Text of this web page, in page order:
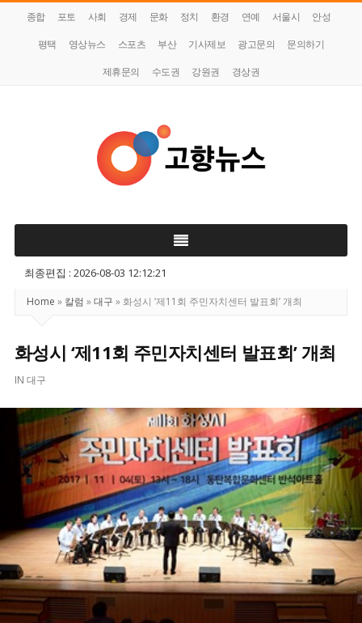
종합 포토 사회 경제 문화 정치 환경 연예 서울시
안성
평택
영상뉴스 스포츠 부산 기사제보 광고문의
문의하기
제휴문의
수도권 강원권 경상권
향
스최종편집 : 2026-08-03 12:12:21
Home » 칼럼 »대구 »화성시 ‘제11회 주민자치센터 발표회’ 개최
화성시 ‘제11회 주민자치센터 발표회’ 개최
IN 대구